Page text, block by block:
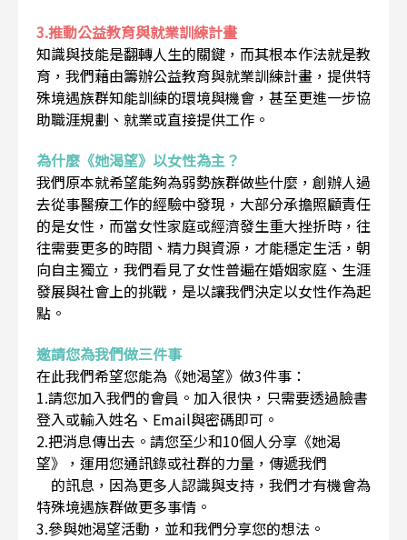
3.推動公益教育與就業訓練計畫
知識與技能是翻轉人生的關鍵，而其根本作法就是教
育，我們藉由籌辦公益教育與就業訓練計畫，提供特
殊境遇族群知能訓練的環境與機會，甚至更進一步協
助職涯規劃、就業或直接提供工作。
為什麼《她渴望》以女性為主？
我們原本就希望能夠為弱勢族群做些什麼，創辦人過
去從事醫療工作的經驗中發現，大部分承擔照顧責任
的是女性，而當女性家庭或經濟發生重大挫折時，往
往需要更多的時間、精力與資源，才能穩定生活，朝
向自主獨立，我們看見了女性普遍在婚姻家庭、生涯
發展與社會上的挑戰，是以讓我們決定以女性作為起
點。
邀請您為我們做三件事
在此我們希望您能為《她渴望》做3件事：
1.請您加入我們的會員。加入很快，只需要透過臉書
登入或輸入姓名、Email與密碼即可。
2.把消息傳出去。請您至少和10個人分享《她渴
望》，運用您通訊錄或社群的力量，傳遞我們
的訊息，因為更多人認識與支持，我們才有機會為
特殊境遇族群做更多事情。
3.參與她渴望活動，並和我們分享您的想法。